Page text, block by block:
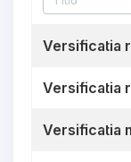
Versificatia
Versificatia
Versificatia